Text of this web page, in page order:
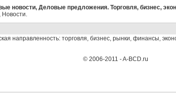
новости, Деловые предложения. Торговля, бизнес,
Новости.
направленность: торговля, бизнес, рынки, финансы,
© 2006-2011 - A-BCD.ru